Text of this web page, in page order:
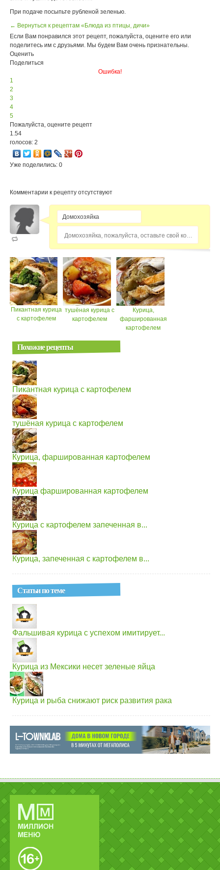
При подаче посыпьте рубленой зеленью.
← Вернуться к рецептам «Блюда из птицы, дичи»
Если Вам понравился этот рецепт, пожалуйста, оцените его или
поделитесь им с друзьями. Мы будем Вам очень признательны.
Оценить
Поделиться
Ошибка!
1
2
3
4
5
Пожалуйста, оцените рецепт
1.54
голосов: 2
Уже поделились: 0
Комментарии к рецепту отсутствуют
Домохозяйка, пожалуйста, оставьте свой комментарий...
Пикантная курица
с картофелем
тушёная курица с
картофелем
Курица,
фаршированная
картофелем
Похожие рецепты
Пикантная курица с картофелем
тушёная курица с картофелем
Курица, фаршированная картофелем
Курица фаршированная картофелем
Курица с картофелем запеченная в...
Курица, запеченная с картофелем в...
Статьи по теме
Фальшивая курица с успехом имитирует...
Курица из Мексики несет зеленые яйца
Курица и рыба снижают риск развития рака